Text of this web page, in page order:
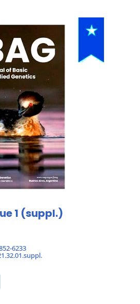
1 (suppl.)
6233